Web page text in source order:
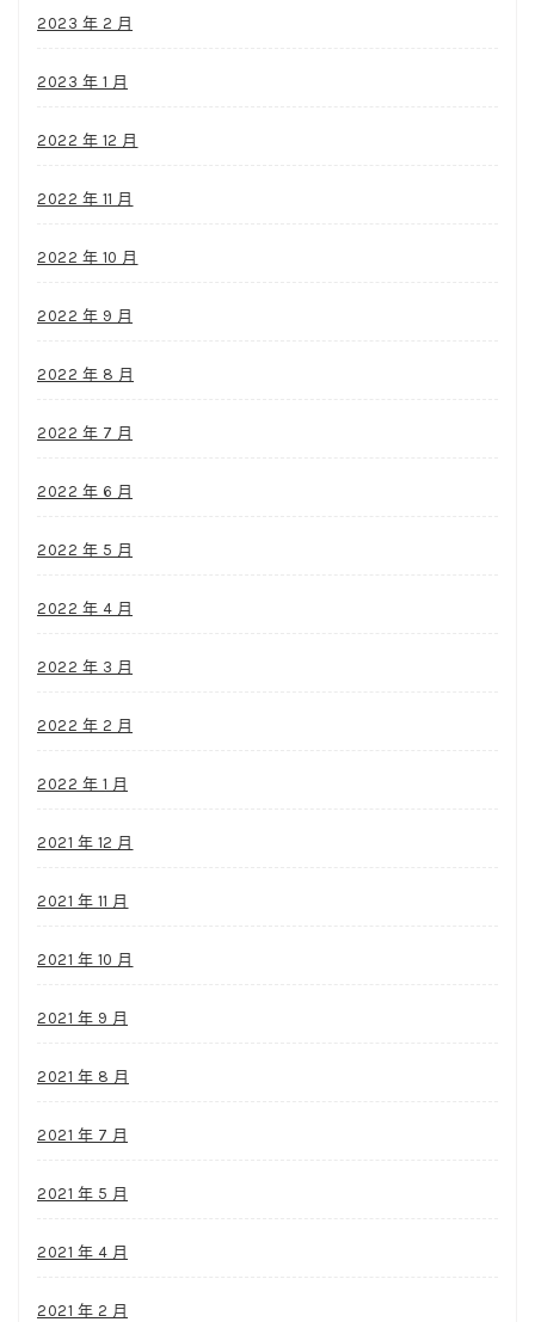
2023 年 2 月
2023 年 1 月
2022 年 12 月
2022 年 11 月
2022 年 10 月
2022 年 9 月
2022 年 8 月
2022 年 7 月
2022 年 6 月
2022 年 5 月
2022 年 4 月
2022 年 3 月
2022 年 2 月
2022 年 1 月
2021 年 12 月
2021 年 11 月
2021 年 10 月
2021 年 9 月
2021 年 8 月
2021 年 7 月
2021 年 5 月
2021 年 4 月
2021 年 2 月